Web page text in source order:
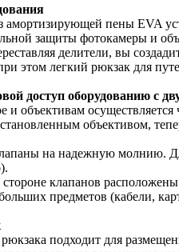
амортизирующей пены EVA
защиты фотокамеры и
делители, вы
этом легкий рюкзак для
доступ оборудованию с
и объективам
объективом,
на надежную молнию.
клапанов
предметов (кабели,
подходит для